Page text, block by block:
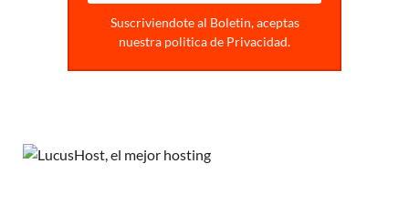
Suscriviendote al Boletin, aceptas
nuestra politica de Privacidad.